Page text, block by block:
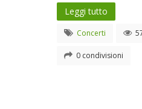
Leggi tutto
Concerti
0 condivisioni